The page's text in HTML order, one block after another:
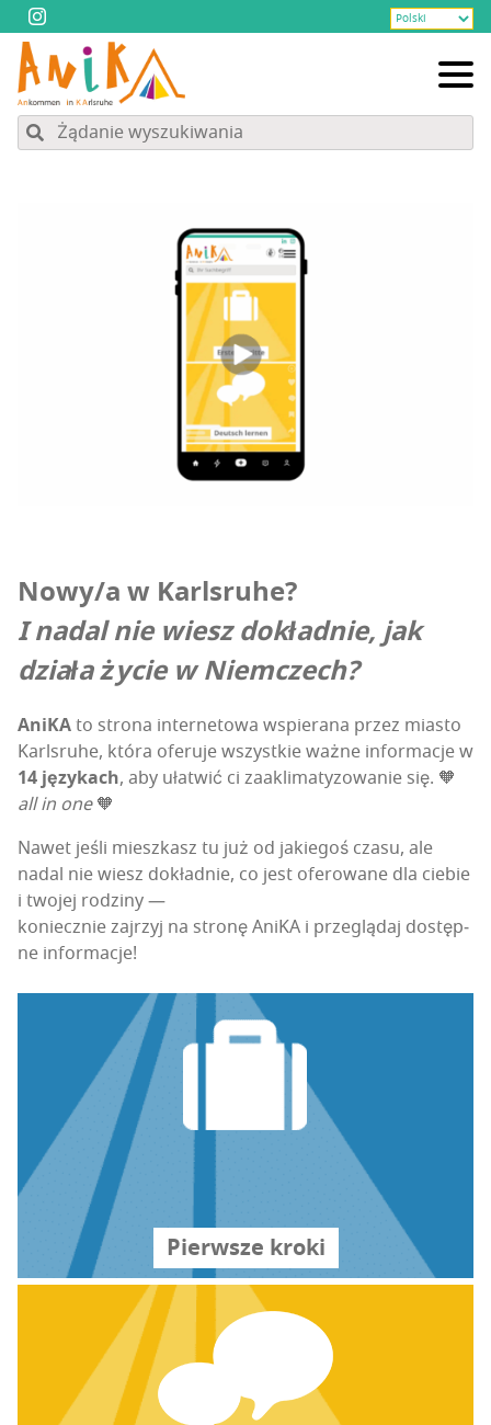
Nowy/a w Karls­ru­he?
I nadal nie wiesz dokład­nie, jak
dzia­ła życie w Niemczech?
Ani­KAto stro­na inter­ne­to­wa wspie­ra­na przez mia­sto
Karls­ru­he, któ­ra ofe­ru­je wszyst­kie waż­ne infor­ma­cje w
14 języ­kach, aby uła­twić ci zaakli­ma­ty­zo­wa­nie się. 🧡
all in one🧡
Nawet jeśli miesz­kasz tu już od jakie­goś cza­su, ale
nadal nie wiesz dokład­nie, co jest ofe­ro­wa­ne dla cie­bie
i two­jej rodzi­ny —
koniecz­nie zaj­rzyj na stro­nę Ani­KA i prze­glą­daj dostęp­
ne informacje!
Pierw­sze kro­ki